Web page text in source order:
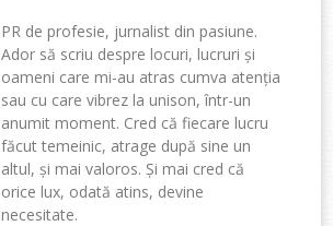
PR de profesie, jurnalist din pasiune.
Ador să scriu despre locuri, lucruri și
oameni care mi-au atras cumva atenția
sau cu care vibrez la unison, într-un
anumit moment. Cred că fiecare lucru
făcut temeinic, atrage după sine un
altul, și mai valoros. Și mai cred că
orice lux, odată atins, devine
necesitate.